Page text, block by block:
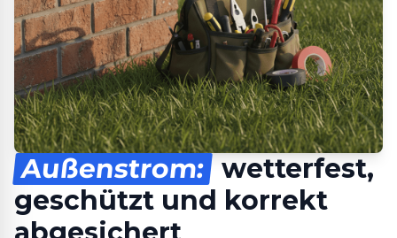
Außenstrom: wetterfest,
geschützt und korrekt